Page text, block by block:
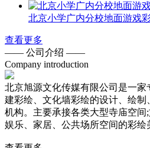
北京小学广内分校地面游戏
查看更多
—— 公司介绍 ——
Company introduction
北京旭源文化传媒有限公司是一
建彩绘、文化墙彩绘的设计、绘
机构。主要承接各类大型寺庙空间;
娱乐、家居、公共场所空间的彩绘